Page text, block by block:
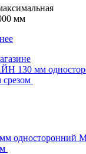
мм
130 мм
односторонний